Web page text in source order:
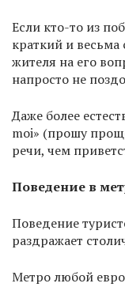
Если кто-то из
краткий и
жителя на его
напросто не
Даже более
moi» (прошу
речи, чем
Поведение в
Поведение
раздражает
Метро любой